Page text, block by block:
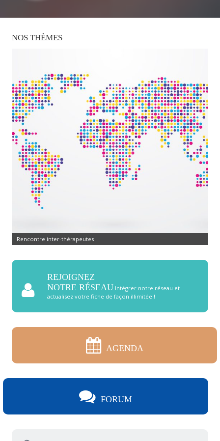
NOS THÈMES
Rencontre inter-thérapeutes
REJOIGNEZ
NOTRE RÉSEAU Intégrer notre réseau et
actualisez votre fiche de façon illimitée !
AGENDA
FORUM